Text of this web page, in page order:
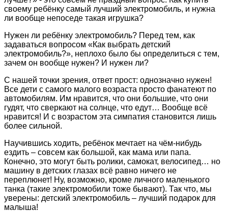
своему ребёнку самый лучший электромобиль, и нужна
ли вообще непоседе такая игрушка?
Нужен ли ребёнку электромобиль? Перед тем, как
задаваться вопросом «Как выбрать детский
электромобиль?», неплохо было бы определиться с тем,
зачем он вообще нужен? И нужен ли?
С нашей точки зрения, ответ прост: однозначно нужен!
Все дети с самого малого возраста просто фанатеют по
автомобилям. Им нравится, что они большие, что они
гудят, что сверкают на солнце, что едут… Вообще всё
нравится! И с возрастом эта симпатия становится лишь
более сильной.
Научившись ходить, ребёнок мечтает на чём-нибудь
ездить – совсем как большой, как мама или папа.
Конечно, это могут быть ролики, самокат, велосипед… но
машину в детских глазах всё равно ничего не
переплюнет! Ну, возможно, кроме личного маленького
танка (такие электромобили тоже бывают). Так что, мы
уверены: детский электромобиль – лучший подарок для
малыша!